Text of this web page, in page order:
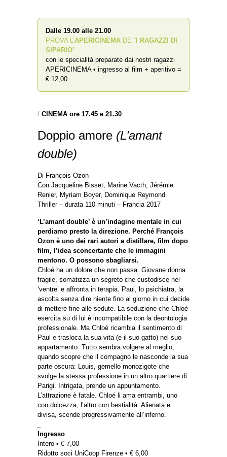
Dalle 19.00 alle 21.00
PROVA L’APERICINEMA DE “ I RAGAZZI DI
SIPARIO”
con le specialità preparate dai nostri ragazzi
APERICINEMA • ingresso al film + aperitivo =
€ 12,00
/ CINEMA ore 17.45 e 21.30
Doppio amore (L’amant
double)
Di François Ozon
Con Jacqueline Bisset, Marine Vacth, Jérémie
Renier, Myriam Boyer, Dominique Reymond.
Thriller – durata 110 minuti – Francia 2017
‘L’amant double’ è un’indagine mentale in cui
perdiamo presto la direzione. Perché François
Ozon è uno dei rari autori a distillare, film dopo
film, l’idea sconcertante che le immagini
mentono. O possono sbagliarsi.
Chloé ha un dolore che non passa. Giovane donna
fragile, somatizza un segreto che custodisce nel
‘ventre’ e affronta in terapia. Paul, lo psichiatra, la
ascolta senza dire niente fino al giorno in cui decide
di mettere fine alle sedute. La seduzione che Chloé
esercita su di lui è incompatibile con la deontologia
professionale. Ma Chloé ricambia il sentimento di
Paul e trasloca la sua vita (e il suo gatto) nel suo
appartamento. Tutto sembra volgere al meglio,
quando scopre che il compagno le nasconde la sua
parte oscura: Louis, gemello monozigote che
svolge la stessa professione in un altro quartiere di
Parigi. Intrigata, prende un appuntamento.
L’attrazione è fatale. Chloé li ama entrambi, uno
con dolcezza, l’altro con bestialità. Alienata e
divisa, scende progressivamente all’inferno.
Ingresso
Intero • € 7,00
Ridotto soci UniCoop Firenze • € 6,00